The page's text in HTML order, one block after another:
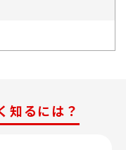
知るには？